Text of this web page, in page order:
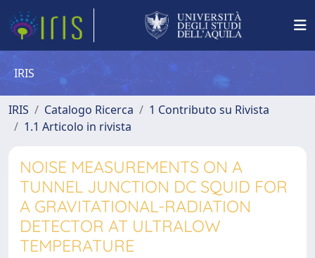
IRIS
IRIS Catalogo Ricerca
1 Contributo su Rivista
1.1 Articolo in rivista
NOISE MEASUREMENTS ON A
TUNNEL JUNCTION DC SQUID FOR
A GRAVITATIONAL-RADIATION
DETECTOR AT ULTRALOW
TEMPERATURE